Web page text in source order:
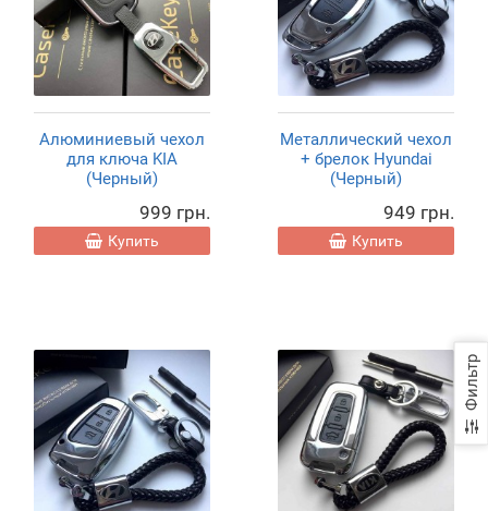
Фильтр
Алюминиевый чехол
для ключа KIA
(Черный)
999 грн.
Купить
Металлический чехол
+ брелок Hyundai
(Черный)
949 грн.
Купить